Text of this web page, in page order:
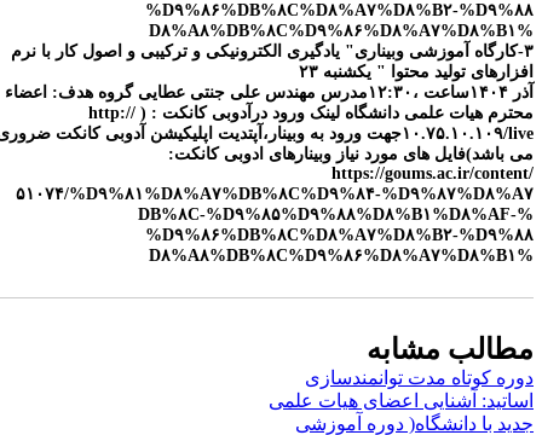
%D۹%۸۶%DB%۸C%D۸%A۷%D۸%B۲-%D۹%۸۸
%D۸%A۸%DB%۸C%D۹%۸۶%D۸%A۷%D۸%B۱
۳-کارگاه آموزشی وبیناری" یادگیری الکترونیکی و ترکیبی و اصول کار با نرم
افزارهای تولید محتوا " یکشنبه ۲۳
آذر ۱۴۰۴ساعت ،۱۲:۳۰مدرس مهندس علی جنتی عطایی گروه هدف: اعضاء
محترم هیات علمی دانشگاه لینک ورود درآدوبی کانکت : ( http://
۱۰.۷۵.۱۰.۱۰۹/liveجهت ورود به وبینار،آپتدیت اپلیکیشن آدوبی کانکت ضروری
می باشد)فایل های مورد نیاز وبینارهای ادوبی کانکت:
https://goums.ac.ir/content/
۵۱۰۷۴/%D۹%۸۱%D۸%A۷%DB%۸C%D۹%۸۴-%D۹%۸۷%D۸%A۷
%DB%۸C-%D۹%۸۵%D۹%۸۸%D۸%B۱%D۸%AF-
%D۹%۸۶%DB%۸C%D۸%A۷%D۸%B۲-%D۹%۸۸
%D۸%A۸%DB%۸C%D۹%۸۶%D۸%A۷%D۸%B۱
مطالب مشابه
دوره کوتاه مدت توانمندسازی
اساتید: آشنایی اعضای هیات علمی
جدید با دانشگاه( دوره آموزشی